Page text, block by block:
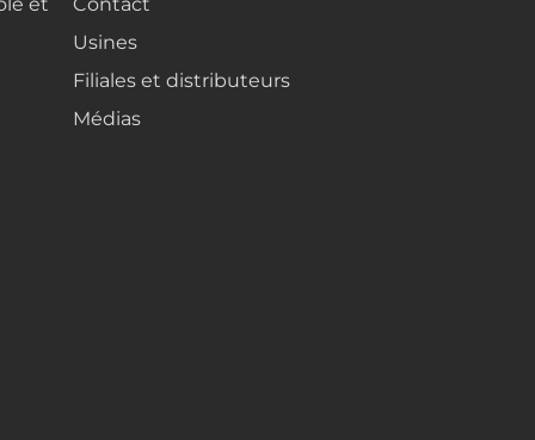
et
Contact
Usines
Filiales et distributeurs
Médias